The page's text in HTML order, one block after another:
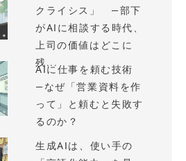
クライシス」 —部下
がAIに相談する時代、
上司の価値はどこに
残...
AIに仕事を頼む技術
—なぜ「営業資料を作
って」と頼むと失敗す
るのか？
生成AIは、使い手の